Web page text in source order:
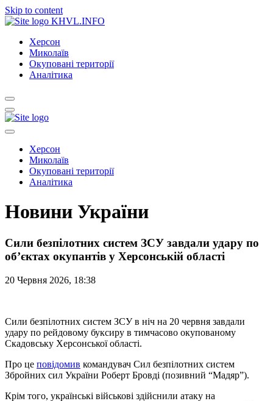
Skip to content
KHVL.INFO
Херсон
Миколаїв
Окуповані території
Аналітика
Херсон
Миколаїв
Окуповані території
Аналітика
Новини України
Сили безпілотних систем ЗСУ завдали удару по
об’єктах окупантів у Херсонській області
20 Червня 2026, 18:38
Сили безпілотних систем ЗСУ в ніч на 20 червня завдали
удару по рейдовому буксиру в тимчасово окупованому
Скадовську Херсонської області.
Про це повідомив командувач Сил безпілотних систем
Збройних сил України Роберт Бровді (позивний “Мадяр”).
Крім того, українські військові здійснили атаку на